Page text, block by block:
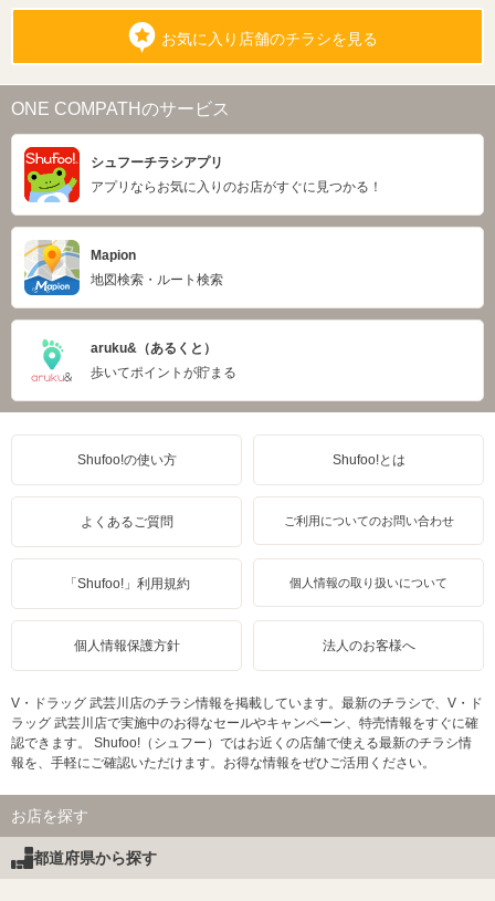
お気に入り店舗のチラシを見る
ONE COMPATHのサービス
シュフーチラシアプリ
アプリならお気に入りのお店がすぐに見つかる！
Mapion
地図検索・ルート検索
aruku&（あるくと）
歩いてポイントが貯まる
Shufoo!の使い方 Shufoo!とは
よくあるご質問 ご利用についてのお問い合わせ
「Shufoo!」利用規約 個人情報の取り扱いについて
個人情報保護方針 法人のお客様へ
V・ドラッグ 武芸川店のチラシ情報を掲載しています。最新のチラシで、V・ド
ラッグ 武芸川店で実施中のお得なセールやキャンペーン、特売情報をすぐに確
認できます。 Shufoo!（シュフー）ではお近くの店舗で使える最新のチラシ情
報を、手軽にご確認いただけます。お得な情報をぜひご活用ください。
お店を探す
都道府県から探す